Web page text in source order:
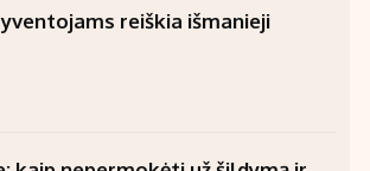
reiškia išmanieji